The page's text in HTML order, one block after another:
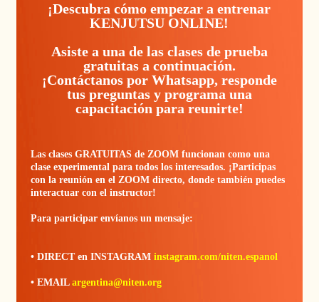
¡Descubra cómo empezar a entrenar
KENJUTSU ONLINE!
Asiste a una de las clases de prueba
gratuitas a continuación.
¡Contáctanos por Whatsapp, responde
tus preguntas y programa una
capacitación para reunirte!
Las clases GRATUITAS de ZOOM funcionan como una
clase experimental para todos los interesados. ¡Participas
con la reunión en el ZOOM directo, donde también puedes
interactuar con el instructor!
Para participar envíanos un mensaje:
• DIRECT en INSTAGRAM instagram.com/niten.espanol
• EMAIL argentina@niten.org